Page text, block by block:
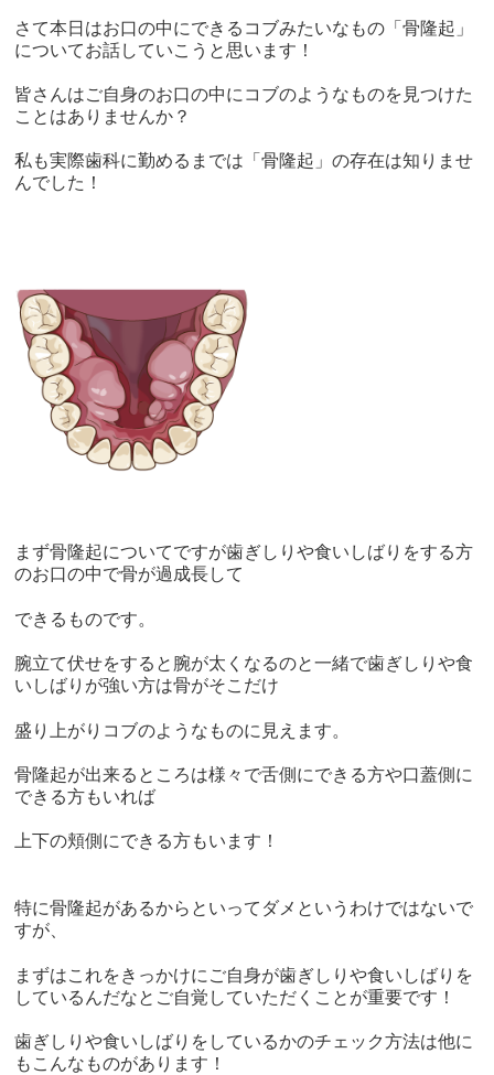
さて本日はお口の中にできるコブみたいなもの「骨隆起」
についてお話していこうと思います！
皆さんはご自身のお口の中にコブのようなものを見つけた
ことはありませんか？
私も実際歯科に勤めるまでは「骨隆起」の存在は知りませ
んでした！
まず骨隆起についてですが歯ぎしりや食いしばりをする方
のお口の中で骨が過成長して
できるものです。
腕立て伏せをすると腕が太くなるのと一緒で歯ぎしりや食
いしばりが強い方は骨がそこだけ
盛り上がりコブのようなものに見えます。
骨隆起が出来るところは様々で舌側にできる方や口蓋側に
できる方もいれば
上下の頬側にできる方もいます！
特に骨隆起があるからといってダメというわけではないで
すが、
まずはこれをきっかけにご自身が歯ぎしりや食いしばりを
しているんだなとご自覚していただくことが重要です！
歯ぎしりや食いしばりをしているかのチェック方法は他に
もこんなものがあります！